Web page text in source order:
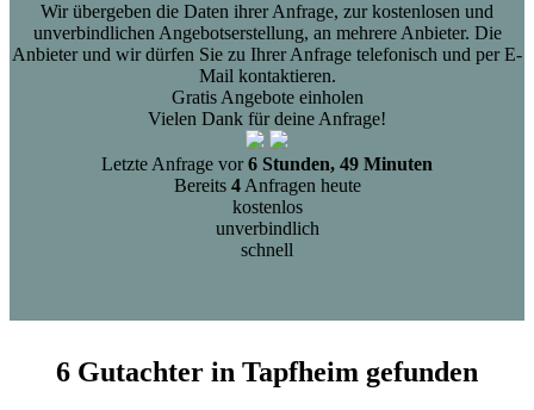
Wir übergeben die Daten ihrer Anfrage, zur kostenlosen und
unverbindlichen Angebotserstellung, an mehrere Anbieter. Die
Anbieter und wir dürfen Sie zu Ihrer Anfrage telefonisch und per E-
Mail kontaktieren.
Gratis Angebote einholen
Vielen Dank für deine Anfrage!
Letzte Anfrage vor6 Stunden, 49 Minuten
Bereits 4Anfragen heute
kostenlos
unverbindlich
schnell
6 Gutachter in Tapfheim gefunden